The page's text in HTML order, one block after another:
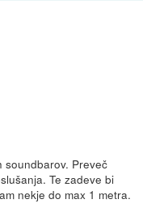
soundbarov. Preveč
Te zadeve bi
nekje do max 1 metra.